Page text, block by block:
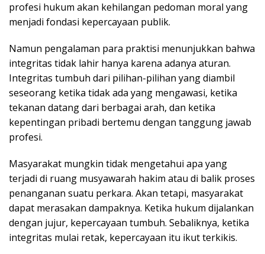
profesi hukum akan kehilangan pedoman moral yang
menjadi fondasi kepercayaan publik.
Namun pengalaman para praktisi menunjukkan bahwa
integritas tidak lahir hanya karena adanya aturan.
Integritas tumbuh dari pilihan-pilihan yang diambil
seseorang ketika tidak ada yang mengawasi, ketika
tekanan datang dari berbagai arah, dan ketika
kepentingan pribadi bertemu dengan tanggung jawab
profesi.
Masyarakat mungkin tidak mengetahui apa yang
terjadi di ruang musyawarah hakim atau di balik proses
penanganan suatu perkara. Akan tetapi, masyarakat
dapat merasakan dampaknya. Ketika hukum dijalankan
dengan jujur, kepercayaan tumbuh. Sebaliknya, ketika
integritas mulai retak, kepercayaan itu ikut terkikis.